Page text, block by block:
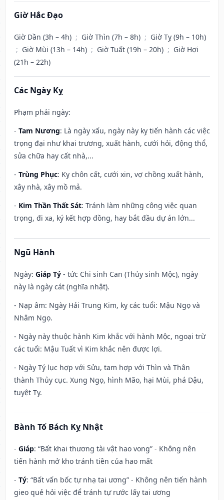
Giờ Hắc Đạo
Giờ Dần (3h – 4h) ; Giờ Thìn (7h – 8h) ; Giờ Tỵ (9h – 10h)
; Giờ Mùi (13h – 14h) ; Giờ Tuất (19h – 20h) ; Giờ Hợi
(21h – 22h)
Các Ngày Kỵ
Phạm phải ngày:
- Tam Nương: Là ngày xấu, ngày này kỵ tiến hành các việc
trọng đại như khai trương, xuất hành, cưới hỏi, động thổ,
sửa chữa hay cất nhà,...
- Trùng Phục: Kỵ chôn cất, cưới xin, vợ chồng xuất hành,
xây nhà, xây mồ mả.
- Kim Thần Thất Sát: Tránh làm những công việc quan
trọng, đi xa, ký kết hợp đồng, hay bắt đầu dự án lớn...
Ngũ Hành
Ngày: Giáp Tý - tức Chi sinh Can (Thủy sinh Mộc), ngày
này là ngày cát (nghĩa nhật).
- Nạp âm: Ngày Hải Trung Kim, kỵ các tuổi: Mậu Ngọ và
Nhâm Ngọ.
- Ngày này thuộc hành Kim khắc với hành Mộc, ngoại trừ
các tuổi: Mậu Tuất vì Kim khắc nên được lợi.
- Ngày Tý lục hợp với Sửu, tam hợp với Thìn và Thân
thành Thủy cục. Xung Ngọ, hình Mão, hại Mùi, phá Dậu,
tuyệt Tỵ.
Bành Tổ Bách Kỵ Nhật
- Giáp: “Bất khai thương tài vật hao vong” - Không nên
tiến hành mở kho tránh tiền của hao mất
- Tý: “Bất vấn bốc tự nhạ tai ương” - Không nên tiến hành
gieo quẻ hỏi việc để tránh tự rước lấy tai ương